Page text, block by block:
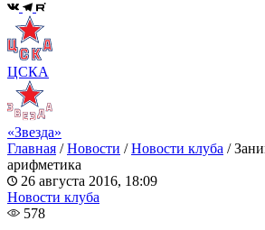
ЦСКА
«Звезда»
Главная /Новости /Новости клуба /
арифметика
26 августа 2016, 18:09
Новости клуба
578